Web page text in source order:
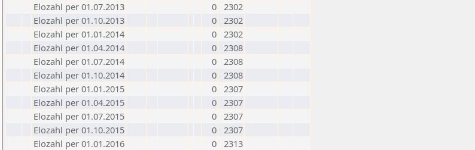
Elozahl per 01.07.2013
0 2302
Elozahl per 01.10.2013
0 2302
Elozahl per 01.01.2014
0 2302
Elozahl per 01.04.2014
0 2308
Elozahl per 01.07.2014
0 2308
Elozahl per 01.10.2014
0 2308
Elozahl per 01.01.2015
0 2307
Elozahl per 01.04.2015
0 2307
Elozahl per 01.07.2015
0 2307
Elozahl per 01.10.2015
0 2307
Elozahl per 01.01.2016
0 2313